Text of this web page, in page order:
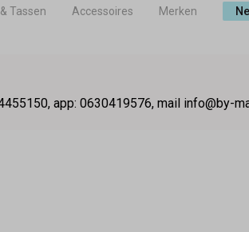
Tassen Accessoires Merken
app: 0630419576, mail info@by-